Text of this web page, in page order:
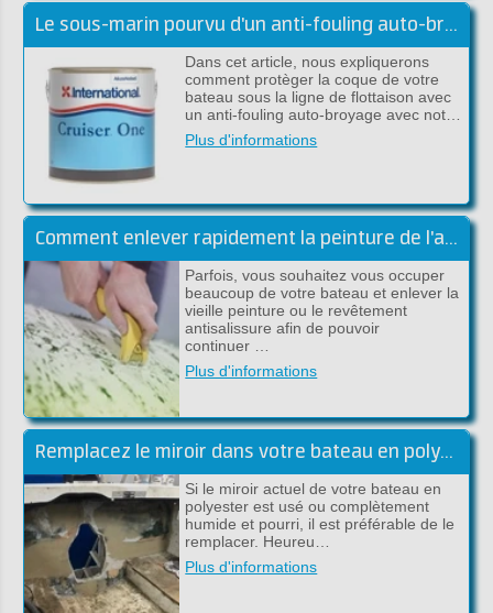
Le sous-marin pourvu d'un anti-fouling auto-broyant
Dans cet article, nous expliquerons
comment protèger la coque de votre
bateau sous la ligne de flottaison avec
un anti-fouling auto-broyage avec not…
Plus d'informations
Comment enlever rapidement la peinture de l'acier ou du polyester?
Parfois, vous souhaitez vous occuper
beaucoup de votre bateau et enlever la
vieille peinture ou le revêtement
antisalissure afin de pouvoir
continuer …
Plus d'informations
Remplacez le miroir dans votre bateau en polyester
Si le miroir actuel de votre bateau en
polyester est usé ou complètement
humide et pourri, il est préférable de le
remplacer. Heureu…
Plus d'informations